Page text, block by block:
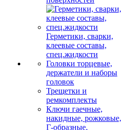
Герметики, сварки,
клеевые составы,
спец.жидкости
Головки торцевые,
держатели и наборы
головок
Трещетки и
ремкомплекты
Ключи гаечные,
накидные, рожковые,
Г-образные,